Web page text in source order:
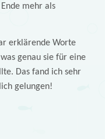
mehr als
erklärende Worte
genau sie für eine
Das fand ich sehr
gelungen!